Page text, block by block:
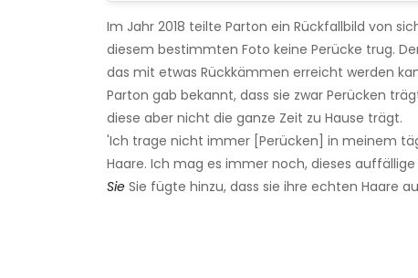
Im Jahr 2018 teilte Parton ein Rückfallbild von
diesem bestimmten Foto keine Perücke trug.
das mit etwas Rückkämmen erreicht werden
Parton gab bekannt, dass sie zwar Perücken
diese aber nicht die ganze Zeit zu Hause trägt.
'Ich trage nicht immer [Perücken] in meinem
Haare. Ich mag es immer noch, dieses
Sie Sie fügte hinzu, dass sie ihre echten Haare